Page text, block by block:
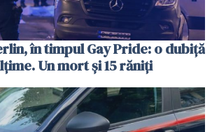
în timpul Gay Pride: o dubiță
Un mort și 15 răniți